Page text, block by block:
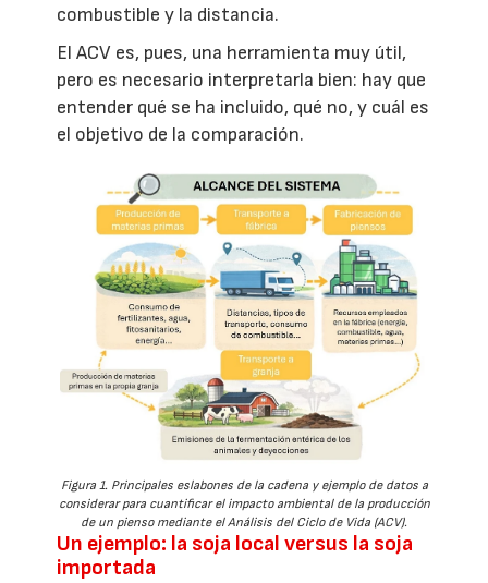
combustible y la distancia.
El ACV es, pues, una herramienta muy útil,
pero es necesario interpretarla bien: hay que
entender qué se ha incluido, qué no, y cuál es
el objetivo de la comparación.
Figura 1. Principales eslabones de la cadena y ejemplo de datos a
considerar para cuantificar el impacto ambiental de la producción
de un pienso mediante el Análisis del Ciclo de Vida (ACV).
Un ejemplo: la soja local versus la soja
importada